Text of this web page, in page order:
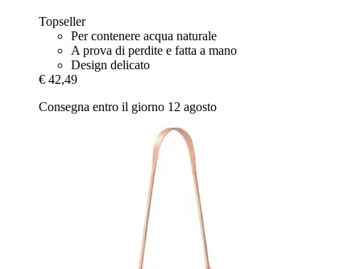
Topseller
Per contenere acqua naturale
A prova di perdite e fatta a mano
Design delicato
€ 42,49
Consegna entro il giorno 12 agosto